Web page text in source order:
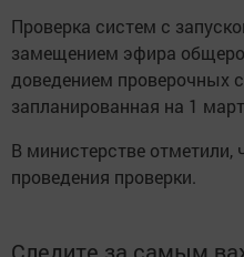
Проверка систем с
замещением эфира
доведением проверочных
запланированная на 1
В министерстве отметили,
проведения проверки.